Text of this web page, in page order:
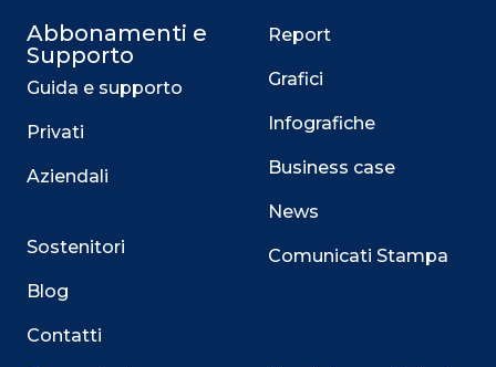
Abbonamenti e
Supporto
Guida e supporto
Privati
Aziendali
Sostenitori
Blog
Contatti
Report
Grafici
Infografiche
Business case
News
Comunicati Stampa